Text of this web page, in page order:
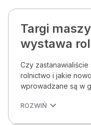
Targi
wystawa
Czy
rolnictwo i jakie
wprowadzane są w
ROZWIŃ